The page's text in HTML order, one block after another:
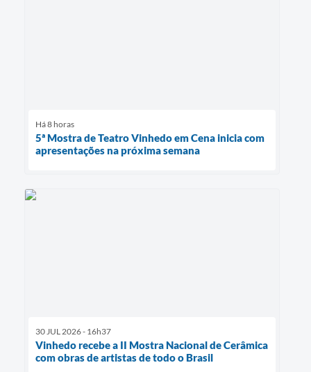
Há 8 horas
5ª Mostra de Teatro Vinhedo em Cena inicia com
apresentações na próxima semana
30 JUL 2026 - 16h37
Vinhedo recebe a II Mostra Nacional de Cerâmica
com obras de artistas de todo o Brasil